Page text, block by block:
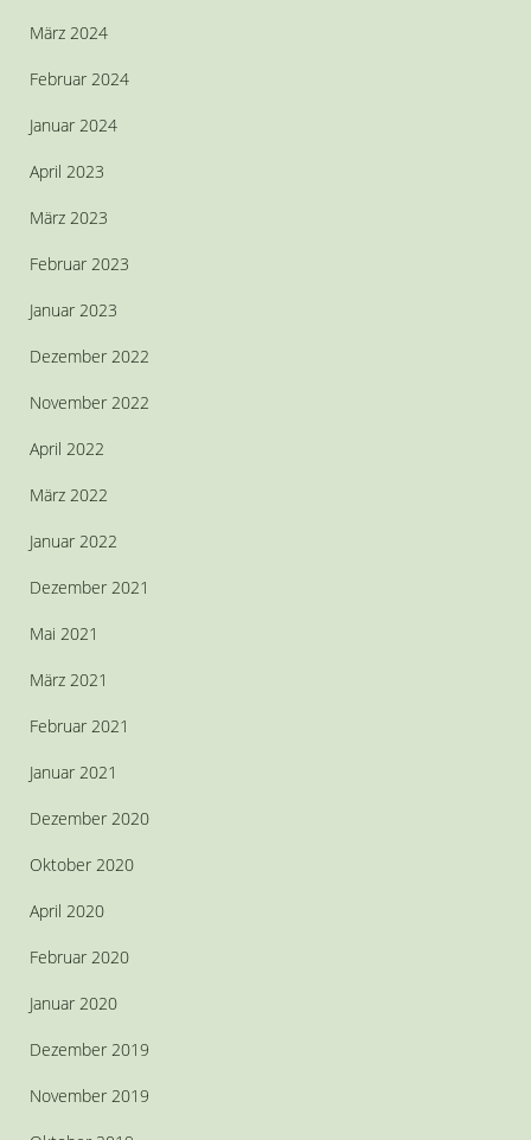
März 2024
Februar 2024
Januar 2024
April 2023
März 2023
Februar 2023
Januar 2023
Dezember 2022
November 2022
April 2022
März 2022
Januar 2022
Dezember 2021
Mai 2021
März 2021
Februar 2021
Januar 2021
Dezember 2020
Oktober 2020
April 2020
Februar 2020
Januar 2020
Dezember 2019
November 2019